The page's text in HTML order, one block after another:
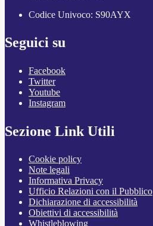
Codice Univoco: S90AYX
Seguici su
Facebook
Twitter
Youtube
Instagram
Sezione Link Utili
Cookie policy
Note legali
Informativa Privacy
Ufficio Relazioni con il Pubblico
Dichiarazione di accessibilità
Obiettivi di accessibilità
Whistleblowing